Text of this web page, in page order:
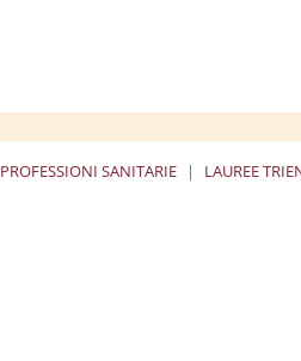
PROFESSIONI SANITARIE
LAUREE